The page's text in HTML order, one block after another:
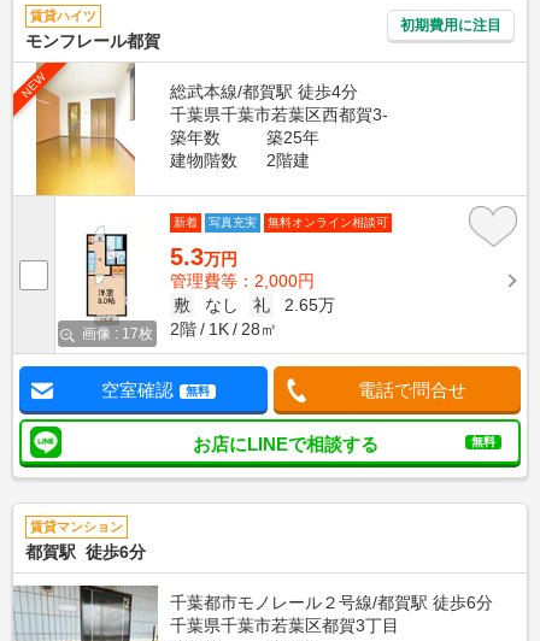
賃貸ハイツ
モンフレール都賀
初期費用に注目
NEW
総武本線/都賀駅 徒歩4分
千葉県千葉市若葉区西都賀3-
築年数
築25年
建物階数
2階建
画像 : 17枚
新着 写真充実 無料オンライン相談可
5.3万円
管理費等：2,000円
敷
なし 礼
2.65万
2階
1K 28㎡
空室確認 無料 電話で問合せ
お店にLINEで相談する 無料
賃貸マンション
都賀駅 徒歩6分
千葉都市モノレール２号線/都賀駅 徒歩6分
千葉県千葉市若葉区都賀3丁目